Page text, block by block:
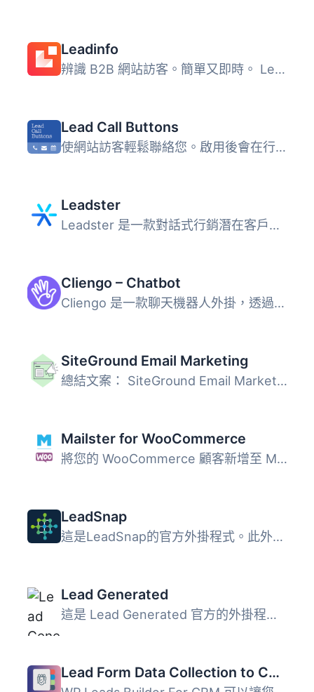
Leadinfo
辨識 B2B 網站訪客。簡單又即時。 Leadinfo 讓您即時查看有哪...
Lead Call Buttons
使網站訪客輕鬆聯絡您。啟用後會在行動裝置版的網站上加入可...
Leadster
Leadster 是一款對話式行銷潛在客戶擷取外掛，透過將傳統表單...
Cliengo – Chatbot
Cliengo 是一款聊天機器人外掛，透過主動對話協助企業的商業...
SiteGround Email Marketing
總結文案： SiteGround Email Marketing 外掛是一款針對 Word...
Mailster for WooCommerce
將您的 WooCommerce 顧客新增至 Mailster 訂閱者清單中 此外...
LeadSnap
這是LeadSnap的官方外掛程式。此外掛程式可以建立WordPress和...
Lead Generated
這是 Lead Generated 官方的外掛程式，透過此外掛程式，您可...
Lead Form Data Collection to CRM